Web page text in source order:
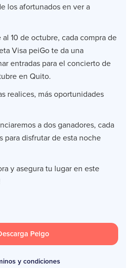
los afortunados en ver a
al 10 de octubre, cada compra de
Visa peiGo te da una
entradas para el concierto de
en Quito.
realices, más oportunidades
a dos ganadores, cada
para disfrutar de esta noche
y asegura tu lugar en este
Peigo
y condiciones